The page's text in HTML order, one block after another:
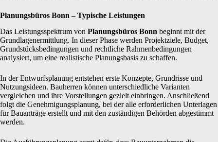
Planungsbüros Bonn – Typische Leistungen
Das Leistungsspektrum von Planungsbüros Bonn beginnt mit der
Grundlagenermittlung. In dieser Phase werden Projektziele, Budget,
Grundstücksbedingungen und rechtliche Rahmenbedingungen
analysiert, um eine realistische Planungsbasis zu schaffen.
In der Entwurfsplanung entstehen erste Konzepte, Grundrisse und
Nutzungsideen. Bauherren können unterschiedliche Varianten
vergleichen und ihre Vorstellungen gezielt einbringen. Anschließend
folgt die Genehmigungsplanung, bei der alle erforderlichen Unterlagen
für Bauanträge erstellt und mit den zuständigen Behörden abgestimmt
werden.